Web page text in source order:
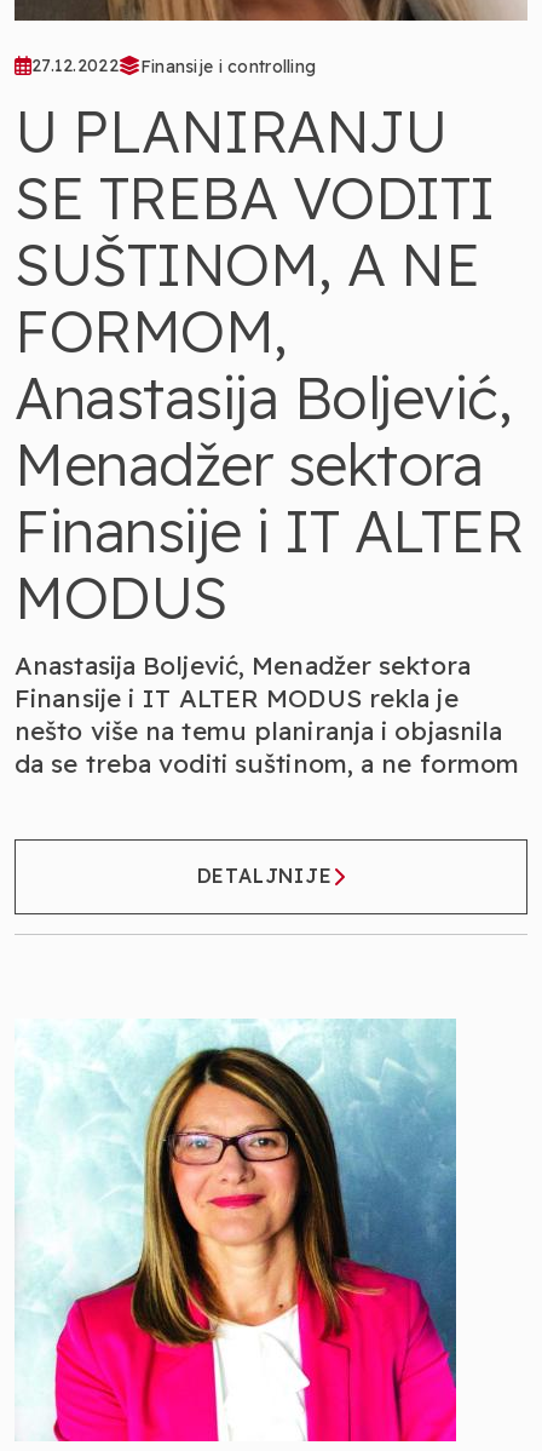
27.12.2022 Finansije i controlling
U PLANIRANJU
SE TREBA VODITI
SUŠTINOM, A NE
FORMOM,
Anastasija Boljević,
Menadžer sektora
Finansije i IT ALTER
MODUS
Anastasija Boljević, Menadžer sektora
Finansije i IT ALTER MODUS rekla je
nešto više na temu planiranja i objasnila
da se treba voditi suštinom, a ne formom
DETALJNIJE